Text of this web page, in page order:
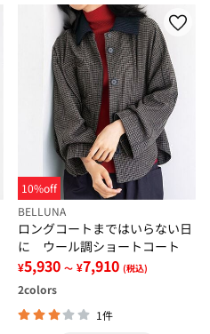
10%off
BELLUNA
ロングコートまではいらない日
に ウール調ショートコート
¥5,930 ～ ¥7,910 (税込)
2colors
1件